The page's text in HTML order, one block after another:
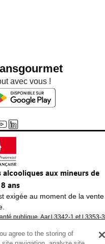
avec vous !
aux mineurs de
ans
exigée au moment de la vente
publique, Aar.l.3342-1 et l.3353-3
agree to the storing of